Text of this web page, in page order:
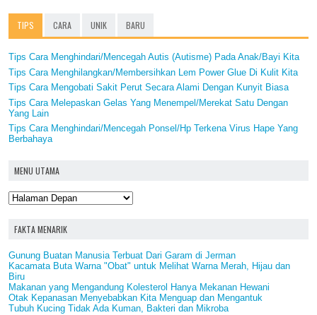
TIPS CARA UNIK BARU
Tips Cara Menghindari/Mencegah Autis (Autisme) Pada Anak/Bayi Kita
Tips Cara Menghilangkan/Membersihkan Lem Power Glue Di Kulit Kita
Tips Cara Mengobati Sakit Perut Secara Alami Dengan Kunyit Biasa
Tips Cara Melepaskan Gelas Yang Menempel/Merekat Satu Dengan
Yang Lain
Tips Cara Menghindari/Mencegah Ponsel/Hp Terkena Virus Hape Yang
Berbahaya
MENU UTAMA
FAKTA MENARIK
Gunung Buatan Manusia Terbuat Dari Garam di Jerman
Kacamata Buta Warna "Obat" untuk Melihat Warna Merah, Hijau dan
Biru
Makanan yang Mengandung Kolesterol Hanya Mekanan Hewani
Otak Kepanasan Menyebabkan Kita Menguap dan Mengantuk
Tubuh Kucing Tidak Ada Kuman, Bakteri dan Mikroba